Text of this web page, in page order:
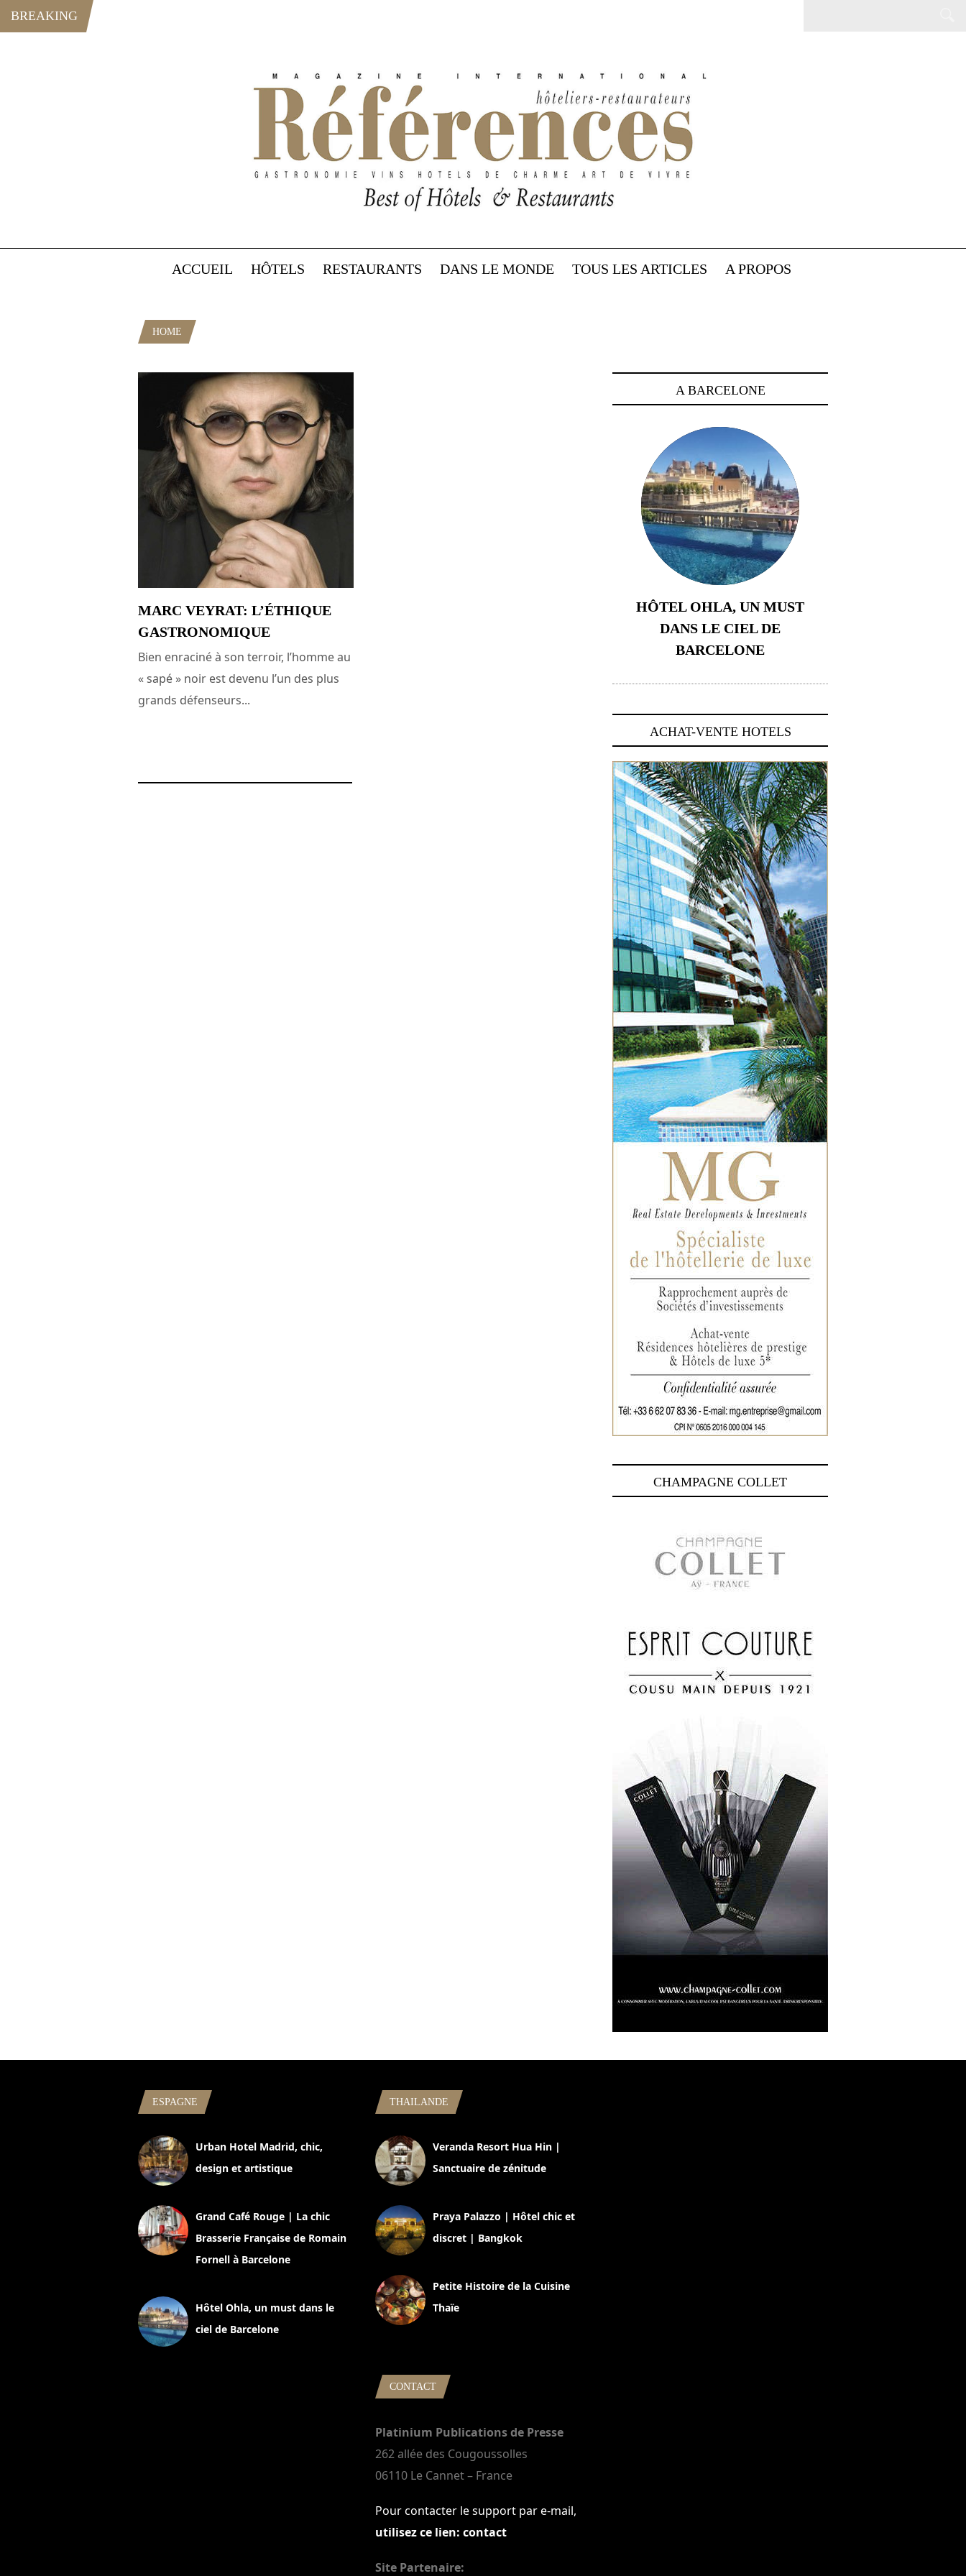
BREAKING
ACCUEIL HÔTELS RESTAURANTS DANS LE MONDE TOUS LES ARTICLES A PROPOS
HOME
MARC VEYRAT: L’ÉTHIQUE
GASTRONOMIQUE
Bien enraciné à son terroir, l’homme au
« sapé » noir est devenu l’un des plus
grands défenseurs...
A BARCELONE
HÔTEL OHLA, UN MUST
DANS LE CIEL DE
BARCELONE
ACHAT-VENTE HOTELS
CHAMPAGNE COLLET
ESPAGNE
Urban Hotel Madrid, chic,
design et artistique
Grand Café Rouge | La chic
Brasserie Française de Romain
Fornell à Barcelone
Hôtel Ohla, un must dans le
ciel de Barcelone
THAILANDE
Veranda Resort Hua Hin |
Sanctuaire de zénitude
Praya Palazzo | Hôtel chic et
discret | Bangkok
Petite Histoire de la Cuisine
Thaïe
CONTACT
Platinium Publications de Presse
262 allée des Cougoussolles
06110 Le Cannet – France
Pour contacter le support par e-mail,
utilisez ce lien: contact
Site Partenaire: